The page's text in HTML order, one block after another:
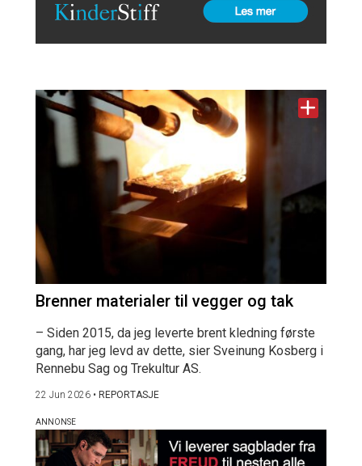
Brenner materialer til vegger og tak
– Siden 2015, da jeg leverte brent kledning første
gang, har jeg levd av dette, sier Sveinung Kosberg i
Rennebu Sag og Trekultur AS.
22 Jun 2026 • REPORTASJE